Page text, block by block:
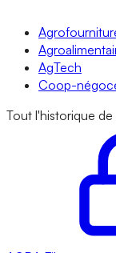
AgTech
Coop-
Tout l'historique